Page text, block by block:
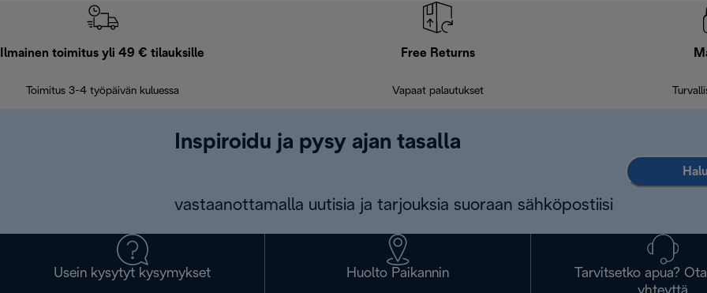
Ilmainen toimitus yli 49 € tilauksille
Toimitus 3-4 työpäivän kuluessa
Free Returns
Vapaat palautukset
Inspiroidu ja pysy ajan tasalla
vastaanottamalla uutisia ja tarjouksia suoraan sähköpostiisi
Usein kysytyt kysymykset Huolto Paikannin
Tarvitsetko apua?